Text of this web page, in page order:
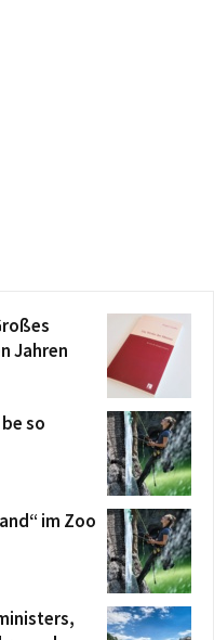
Jahren
so
im Zoo